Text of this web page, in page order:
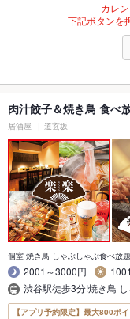
カレ
下記ボタンを
肉汁餃子＆焼き鳥 食べ
居酒屋 道玄坂
個室 焼き鳥 しゃぶしゃぶ食べ放題
2001～3000円
渋谷駅徒歩3分!焼き鳥
【アプリ予約限定】最大800ポ